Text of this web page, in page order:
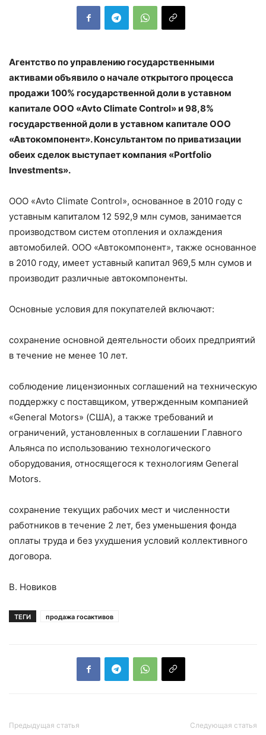
Агентство по управлению государственными
активами объявило о начале открытого процесса
продажи 100% государственной доли в уставном
капитале ООО «Avto Climate Control» и 98,8%
государственной доли в уставном капитале ООО
«Автокомпонент». Консультантом по приватизации
обеих сделок выступает компания «Portfolio
Investments».
ООО «Avto Climate Control», основанное в 2010 году с
уставным капиталом 12 592,9 млн сумов, занимается
производством систем отопления и охлаждения
автомобилей. ООО «Автокомпонент», также основанное
в 2010 году, имеет уставный капитал 969,5 млн сумов и
производит различные автокомпоненты.
Основные условия для покупателей включают:
сохранение основной деятельности обоих предприятий
в течение не менее 10 лет.
соблюдение лицензионных соглашений на техническую
поддержку с поставщиком, утвержденным компанией
«General Motors» (США), а также требований и
ограничений, установленных в соглашении Главного
Альянса по использованию технологического
оборудования, относящегося к технологиям General
Motors.
сохранение текущих рабочих мест и численности
работников в течение 2 лет, без уменьшения фонда
оплаты труда и без ухудшения условий коллективного
договора.
В. Новиков
ТЕГИ продажа госактивов
Предыдущая статья Следующая статья